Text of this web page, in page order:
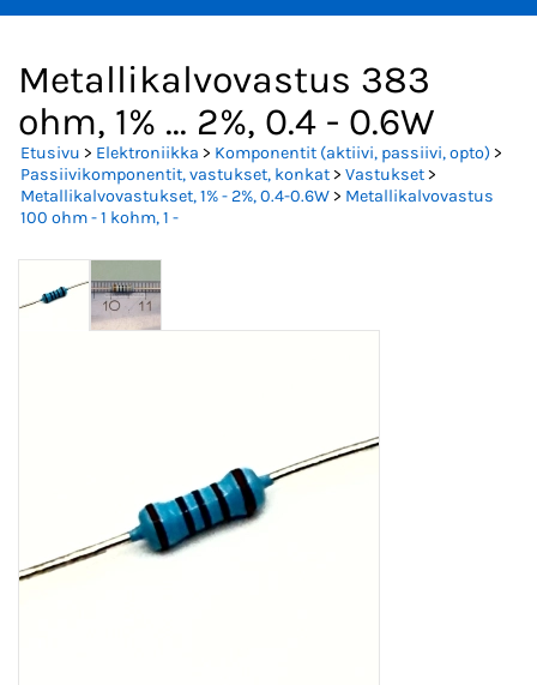
Metallikalvovastus 383
ohm, 1% ... 2%, 0.4 - 0.6W
Etusivu > Elektroniikka > Komponentit (aktiivi, passiivi, opto) >
Passiivikomponentit, vastukset, konkat> Vastukset>
Metallikalvovastukset, 1% - 2%, 0.4-0.6W> Metallikalvovastus
100 ohm - 1 kohm, 1 -